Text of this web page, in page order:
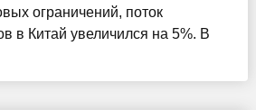
ограничений, поток
в Китай увеличился на 5%. В